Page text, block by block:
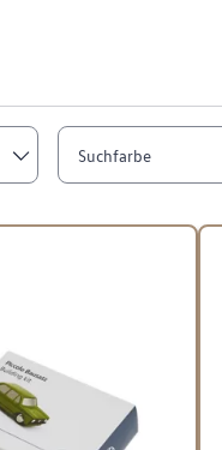
Suchfarbe